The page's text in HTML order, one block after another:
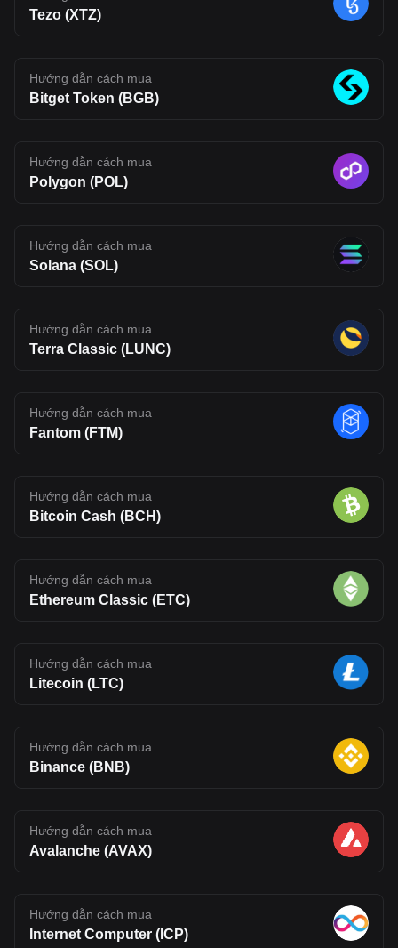
Developer adoption, ecosystem growth, and competition in the
Layer 2 space will all shape its future. For now, BLEND stands as
The opinions expressed in this article are for informational
purposes only. This article does not constitute an endorsement of
any of the products and services discussed or investment,
Tezo (XTZ)
Hướng dẫn cách mua
Bitget Token (BGB)
Hướng dẫn cách mua
Polygon (POL)
Hướng dẫn cách mua
Solana (SOL)
Hướng dẫn cách mua
Terra Classic (LUNC)
Hướng dẫn cách mua
Fantom (FTM)
Hướng dẫn cách mua
Bitcoin Cash (BCH)
Hướng dẫn cách mua
Ethereum Classic (ETC)
Hướng dẫn cách mua
Litecoin (LTC)
Hướng dẫn cách mua
Binance (BNB)
Hướng dẫn cách mua
Avalanche (AVAX)
Hướng dẫn cách mua
Internet Computer (ICP)